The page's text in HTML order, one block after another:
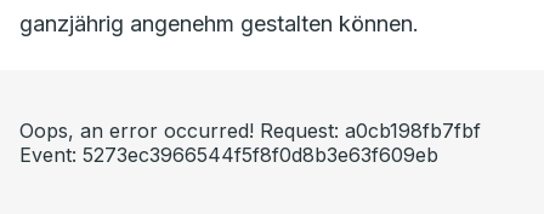
ganzjährig angenehm gestalten können.
Oops, an error occurred! Request: a0cb198fb7fbf
Event: 5273ec3966544f5f8f0d8b3e63f609eb